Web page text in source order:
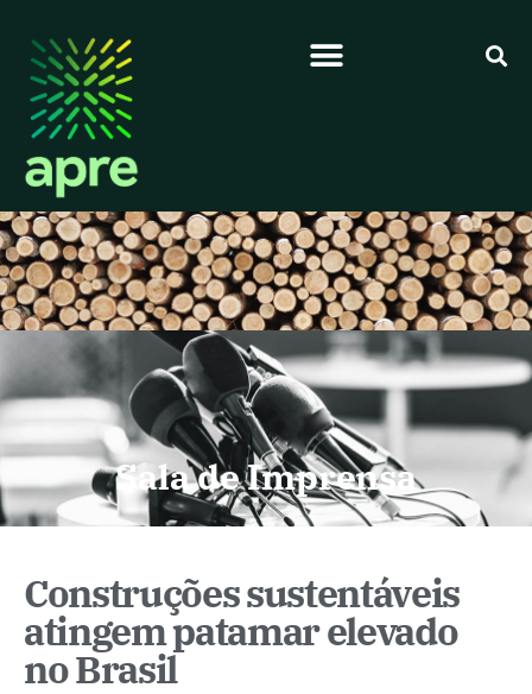
Sala de Imprensa
Construções sustentáveis
atingem patamar elevado
no Brasil